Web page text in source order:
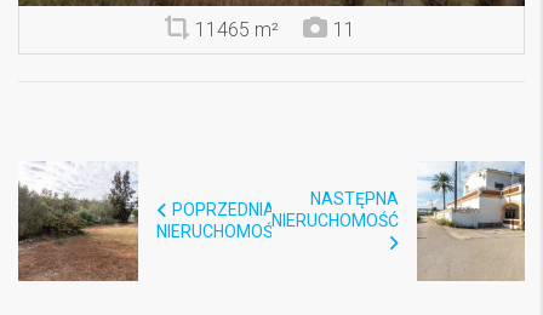
11465 m² 11
POPRZEDNIA
NIERUCHOMOŚĆ
NASTĘPNA
NIERUCHOMOŚĆ